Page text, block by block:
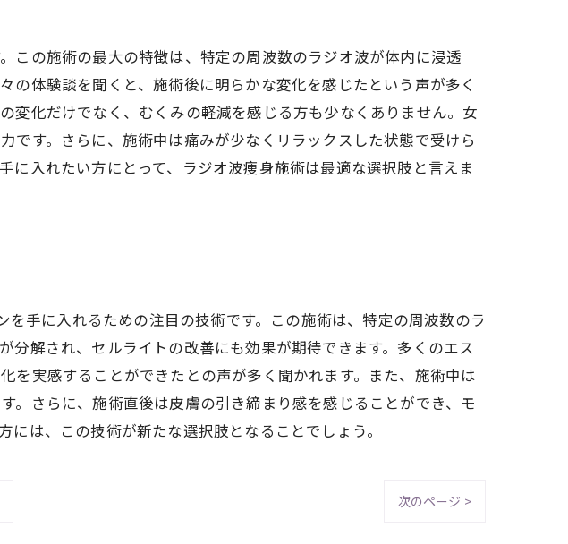
この施術の最大の特徴は、特定の周波数のラジオ波が体内に浸透
体験談を聞くと、施術後に明らかな変化を感じたという声が多く
変化だけでなく、むくみの軽減を感じる方も少なくありません。女
す。さらに、施術中は痛みが少なくリラックスした状態で受けら
入れたい方にとって、ラジオ波痩身施術は最適な選択肢と言えま
手に入れるための注目の技術です。この施術は、特定の周波数のラ
解され、セルライトの改善にも効果が期待できます。多くのエス
を実感することができたとの声が多く聞かれます。また、施術中は
さらに、施術直後は皮膚の引き締まり感を感じることができ、モ
は、この技術が新たな選択肢となることでしょう。
次のページ >